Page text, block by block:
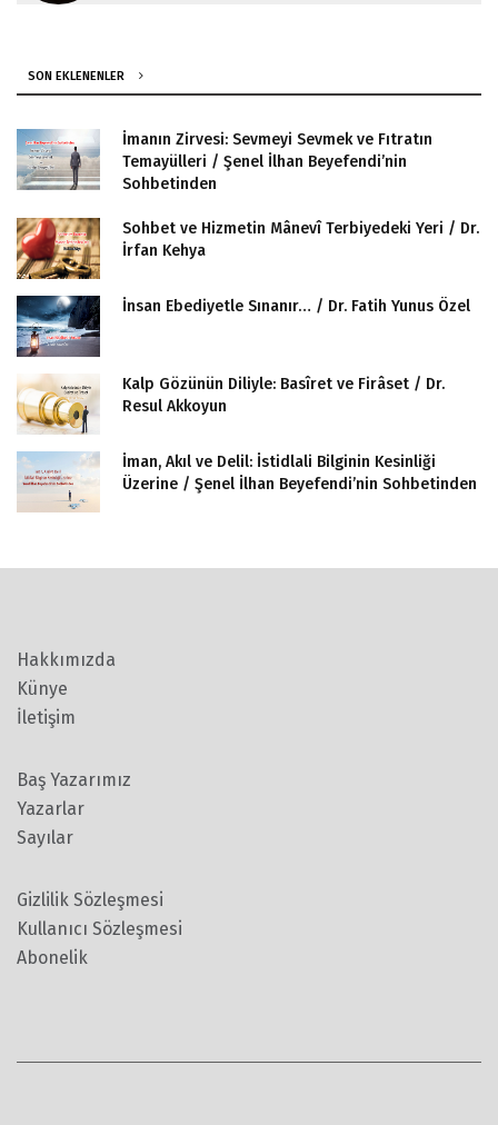
SON EKLENENLER
İmanın Zirvesi: Sevmeyi Sevmek ve Fıtratın
Temayülleri / Şenel İlhan Beyefendi’nin
Sohbetinden
Sohbet ve Hizmetin Mânevî Terbiyedeki Yeri / Dr.
İrfan Kehya
İnsan Ebediyetle Sınanır… / Dr. Fatih Yunus Özel
Kalp Gözünün Diliyle: Basîret ve Firâset / Dr.
Resul Akkoyun
İman, Akıl ve Delil: İstidlali Bilginin Kesinliği
Üzerine / Şenel İlhan Beyefendi’nin Sohbetinden
Hakkımızda
Künye
İletişim
Baş Yazarımız
Yazarlar
Sayılar
Gizlilik Sözleşmesi
Kullanıcı Sözleşmesi
Abonelik